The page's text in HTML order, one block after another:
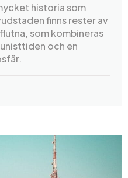
historia som
finns rester av
som kombineras
och en